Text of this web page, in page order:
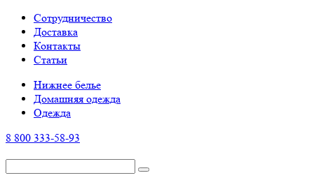
Cотрудничество
Доставка
Контакты
Статьи
Нижнее белье
Домашняя одежда
Одежда
8 800 333-58-93